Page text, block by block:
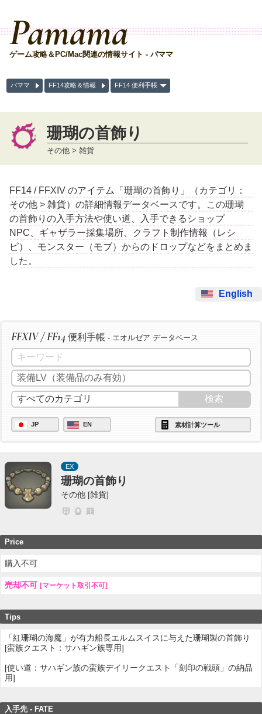
Pamama
ゲーム攻略＆PC/Mac関連の情報サイト - パママ
パママ FF14攻略＆情報 FF14 便利手帳
珊瑚の首飾り
その他 > 雑貨
FF14 / FFXIV のアイテム「珊瑚の首飾り」（カテゴリ：
その他 > 雑貨）の詳細情報データベースです。この珊瑚
の首飾りの入手方法や使い道、入手できるショップ
NPC、ギャザラー採集場所、クラフト制作情報（レシ
ピ）、モンスター（モブ）からのドロップなどをまとめま
した。
English
FFXIV / FF14 便利手帳 - エオルゼア データベース
JP EN 素材計算ツール
EX
珊瑚の首飾り
その他 [雑貨]
Price
購入不可
売却不可 [マーケット取引不可]
Tips
「紅珊瑚の海魔」が有力船長エルムスイスに与えた珊瑚製の首飾り
[蛮族クエスト：サハギン族専用]
[使い道：サハギン族の蛮族デイリークエスト「刻印の戦頭」の納品
用]
入手先 - FATE